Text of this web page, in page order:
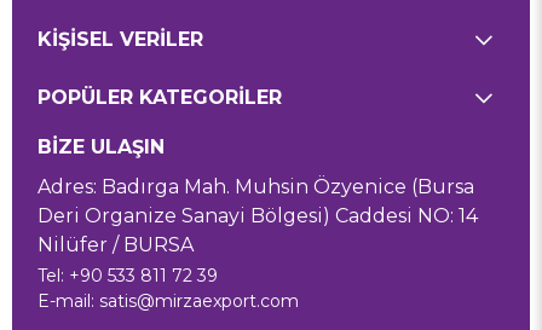
KİŞİSEL VERİLER
POPÜLER KATEGORİLER
BİZE ULAŞIN
Adres: Badırga Mah. Muhsin Özyenice (Bursa
Deri Organize Sanayi Bölgesi) Caddesi NO: 14
Nilüfer / BURSA
Tel: +90 533 811 72 39
E-mail: satis@mirzaexport.com